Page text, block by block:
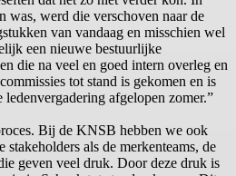
was, werd die verschoven naar de
van vandaag en misschien wel
een nieuwe bestuurlijke
die na veel en goed intern overleg en
tot stand is gekomen en is
ledenvergadering afgelopen zomer.”
Bij de KNSB hebben we ook
als de merkenteams, de
geven veel druk. Door deze druk is